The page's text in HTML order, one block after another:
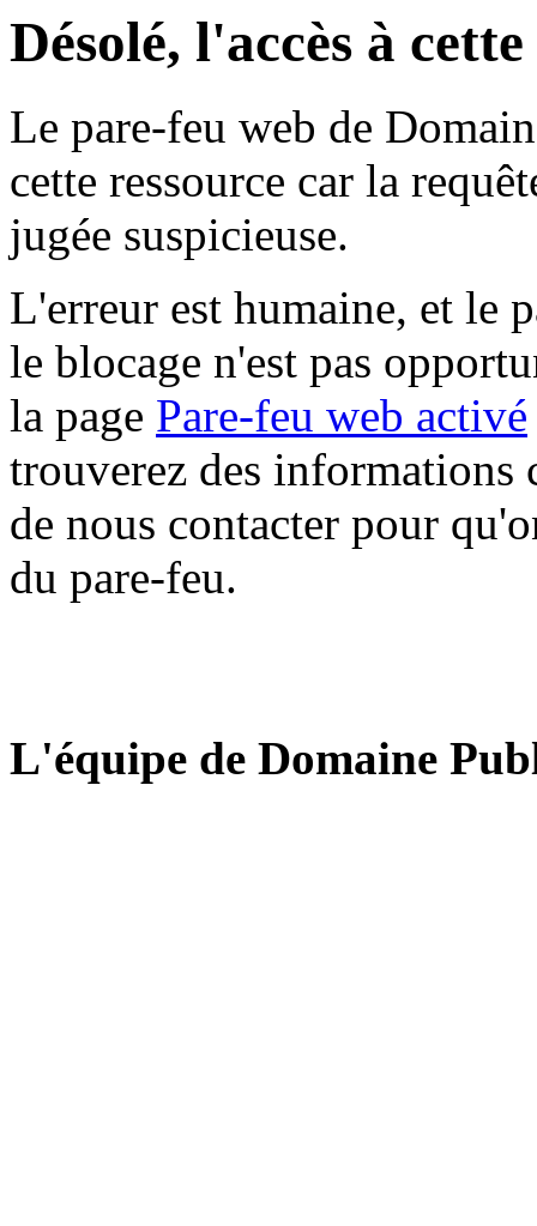
Désolé, l'accès à
Le pare-feu web de
cette ressource car la
jugée suspicieuse.
L'erreur est humaine, et le
le blocage n'est pas
la page Pare-feu web activé
trouverez des informations
de nous contacter pour
du pare-feu.
L'équipe de Domaine